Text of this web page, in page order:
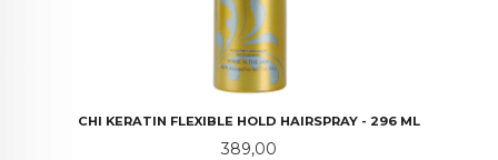
CHI KERATIN FLEXIBLE HOLD HAIRSPRAY - 296 ML
Pris
389,00